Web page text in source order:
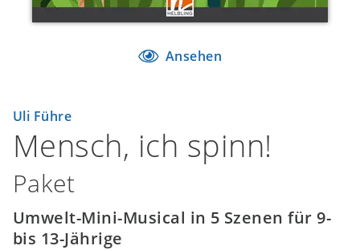
Ansehen
Uli Führe
Mensch, ich spinn!
Paket
Umwelt-Mini-Musical in 5 Szenen für 9-
bis 13-Jährige